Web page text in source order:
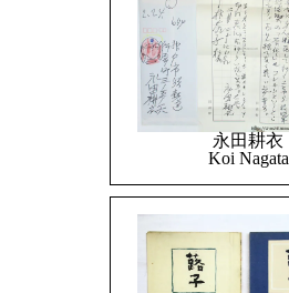
永田耕衣
Koi Nagata